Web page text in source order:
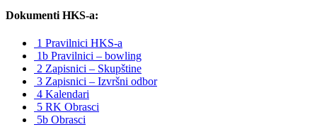
Dokumenti HKS-a:
1 Pravilnici HKS-a
1b Pravilnici – bowling
2 Zapisnici – Skupštine
3 Zapisnici – Izvršni odbor
4 Kalendari
5 RK Obrasci
5b Obrasci